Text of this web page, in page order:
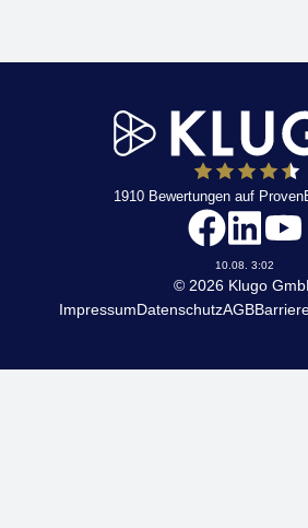
KLUGO
1910Bewertungen auf
10.08. 3:02
© 2026 Klugo
ImpressumDatenschutzAGB